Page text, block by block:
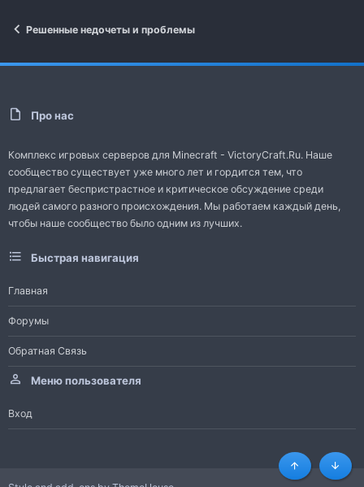
Решенные недочеты и проблемы
Про нас
Комплекс игровых серверов для Minecraft - VictoryCraft.Ru. Наше
сообщество существует уже много лет и гордится тем, что
предлагает беспристрастное и критическое обсуждение среди
людей самого разного происхождения. Мы работаем каждый день,
чтобы наше сообщество было одним из лучших.
Быстрая навигация
Главная
Форумы
Обратная Связь
Меню пользователя
Вход
Сверху Снизу